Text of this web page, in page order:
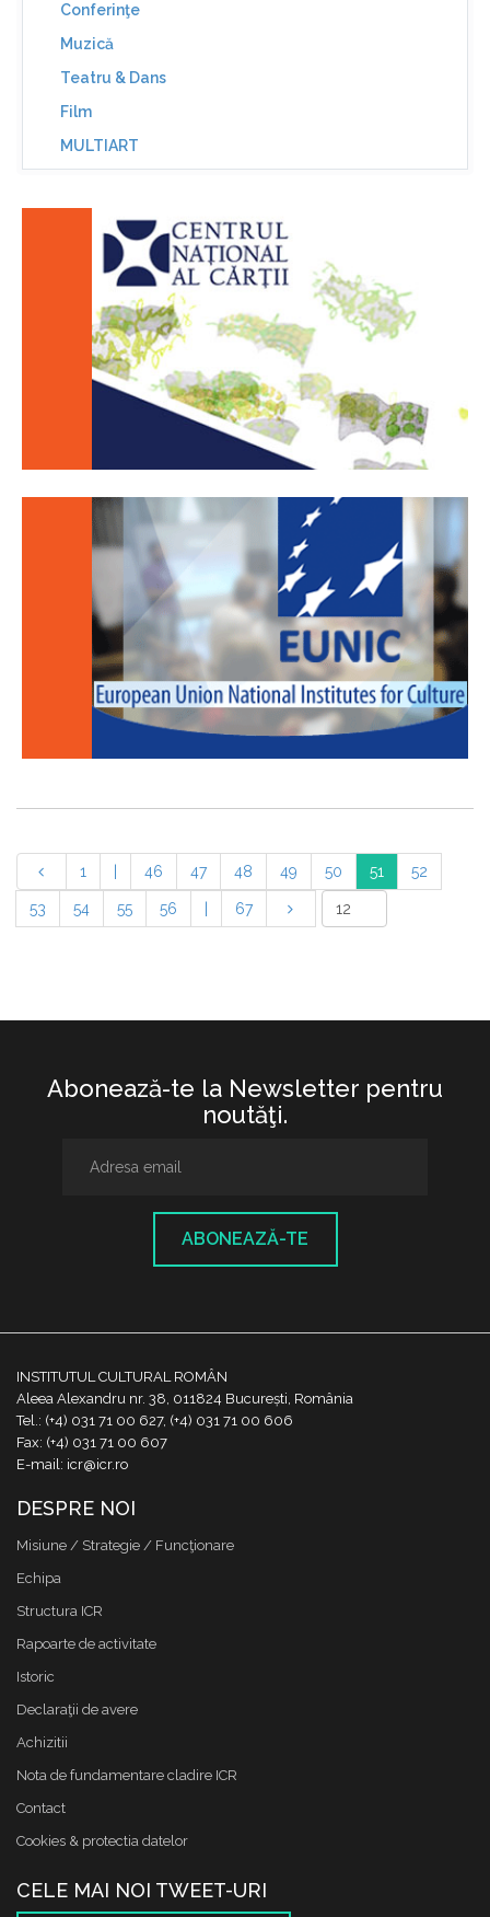
Conferinţe
Muzică
Teatru & Dans
Film
MULTIART
1 46 47 48 49 50 51 52
53 54 55 56 67
Abonează-te la Newsletter pentru
noutăţi.
ABONEAZĂ-TE
INSTITUTUL CULTURAL ROMÂN
Aleea Alexandru nr. 38, 011824 București, România
Tel.: (+4) 031 71 00 627, (+4) 031 71 00 606
Fax: (+4) 031 71 00 607
E-mail: icr@icr.ro
DESPRE NOI
Misiune / Strategie / Funcţionare
Echipa
Structura ICR
Rapoarte de activitate
Istoric
Declaraţii de avere
Achizitii
Nota de fundamentare cladire ICR
Contact
Cookies & protectia datelor
CELE MAI NOI TWEET-URI